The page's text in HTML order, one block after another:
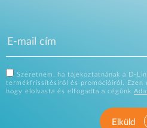
Szeretném, ha tájékoztatnának a D-
termékfrissítésiről és promócióiról. Ezen
hogy elolvasta és elfogadta a cégünk
Elküld